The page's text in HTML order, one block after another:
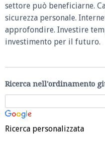
settore può beneficiarne.
sicurezza personale.
approfondire. Investire
investimento per il futuro.
Ricerca nell'ordinamento
Ricerca personalizzata